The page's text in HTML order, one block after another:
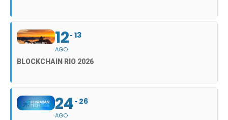
12
AGO
13
BLOCKCHAIN RIO 2026
24
AGO
26